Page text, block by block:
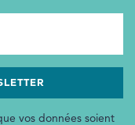
vos données soient